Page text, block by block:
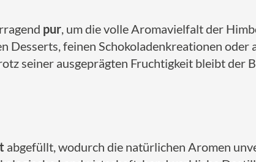
pur, um die volle Aromavielfalt der
Desserts, feinen Schokoladenkreationen
seiner ausgeprägten Fruchtigkeit bleibt der
abgefüllt, wodurch die natürlichen Aromen